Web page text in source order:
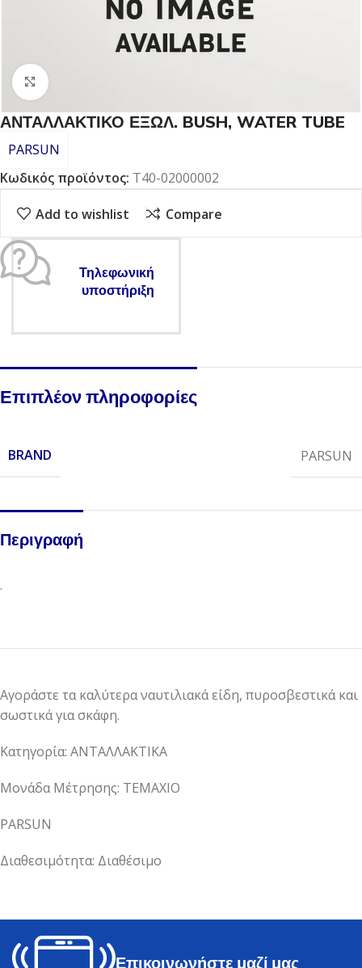
Click to enlarge
ΑΝΤΑΛΛΑΚΤΙΚΟ ΕΞΩΛ. BUSH, WATER TUBE
PARSUN
Κωδικός προϊόντος: T40-02000002
Add to wishlist Compare
Τηλεφωνική
υποστήριξη
Επιπλέον πληροφορίες
BRAND PARSUN
Περιγραφή
.
Αγοράστε τα καλύτερα ναυτιλιακά είδη, πυροσβεστικά και
σωστικά για σκάφη.
Κατηγορία: ΑΝΤΑΛΛΑΚΤΙΚΑ
Μονάδα Μέτρησης: ΤΕΜΑΧΙΟ
PARSUN
Διαθεσιμότητα: Διαθέσιμο
Επικοινωνήστε μαζί μας